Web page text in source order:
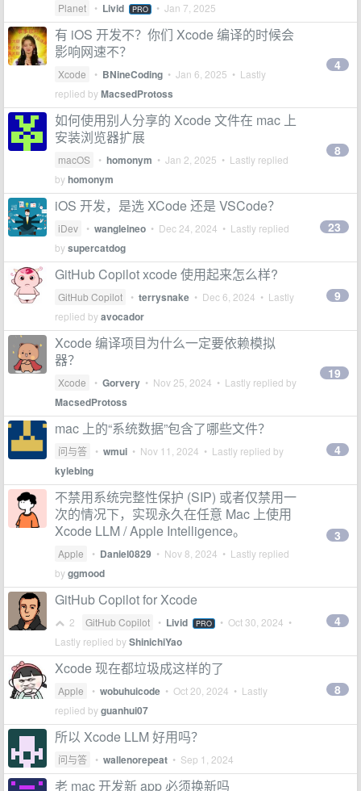
Planet • Livid PRO • Jan 7, 2025
有 iOS 开发不？你们 Xcode 编译的时候会
影响网速不？
Xcode • BNineCoding • Jan 6, 2025 • Lastly
replied byMacsedProtoss
4
如何使用别人分享的 Xcode 文件在 mac 上
安装浏览器扩展
macOS • homonym • Jan 2, 2025 • Lastly replied
byhomonym
8
iOS 开发，是选 XCode 还是 VSCode？
iDev • wangleineo • Dec 24, 2024 • Lastly replied
bysupercatdog
23
GitHub Copilot xcode 使用起来怎么样?
GitHub Copilot • terrysnake • Dec 6, 2024 • Lastly
replied byavocador
9
Xcode 编译项目为什么一定要依赖模拟
器？
Xcode • Gorvery • Nov 25, 2024 • Lastly replied by
MacsedProtoss
19
mac 上的“系统数据”包含了哪些文件？
问与答 • wmui • Nov 11, 2024 • Lastly replied by
kylebing
4
不禁用系统完整性保护 (SIP) 或者仅禁用一
次的情况下，实现永久在任意 Mac 上使用
Xcode LLM / Apple Intelligence。
Apple • Daniel0829 • Nov 8, 2024 • Lastly replied
byggmood
3
GitHub Copilot for Xcode
2 GitHub Copilot • Livid PRO • Oct 30, 2024 •
Lastly replied byShinichiYao
4
Xcode 现在都垃圾成这样的了
Apple • wobuhuicode • Oct 20, 2024 • Lastly
replied byguanhui07
8
所以 Xcode LLM 好用吗？
问与答 • wallenorepeat • Sep 1, 2024
老 mac 开发新 app 必须换新吗